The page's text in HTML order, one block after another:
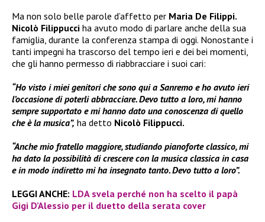
Ma non solo belle parole d’affetto per Maria De Filippi.
Nicolò Filippucci ha avuto modo di parlare anche della sua
famiglia, durante la conferenza stampa di oggi. Nonostante i
tanti impegni ha trascorso del tempo ieri e dei bei momenti,
che gli hanno permesso di riabbracciare i suoi cari:
“Ho visto i miei genitori che sono qui a Sanremo e ho avuto ieri
l’occasione di poterli abbracciare. Devo tutto a loro, mi hanno
sempre supportato e mi hanno dato una conoscenza di quello
che è la musica”, ha detto Nicolò Filippucci.
“Anche mio fratello maggiore, studiando pianoforte classico, mi
ha dato la possibilità di crescere con la musica classica in casa
e in modo indiretto mi ha insegnato tanto. Devo tutto a loro”.
LEGGI ANCHE: LDA svela perché non ha scelto il papà
Gigi D’Alessio per il duetto della serata cover